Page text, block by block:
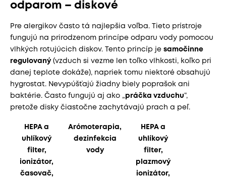
odparom – diskové
Pre alergikov často tá najlepšia voľba. Tieto prístroje
fungujú na prirodzenom princípe odparu vody pomocou
vlhkých rotujúcich diskov. Tento princíp je samočinne
regulovaný(vzduch si vezme len toľko vlhkosti, koľko pri
danej teplote dokáže), napriek tomu niektoré obsahujú
hygrostat. Nevypúšťajú žiadny biely poprašok ani
baktérie. Často fungujú aj ako „práčka vzduchu“,
pretože disky čiastočne zachytávajú prach a peľ.
HEPA a
uhlíkový
filter,
ionizátor,
časovač,
Arómoterapia,
dezinfekcia
vody
HEPA a
uhlíkový
filter,
plazmový
ionizátor,